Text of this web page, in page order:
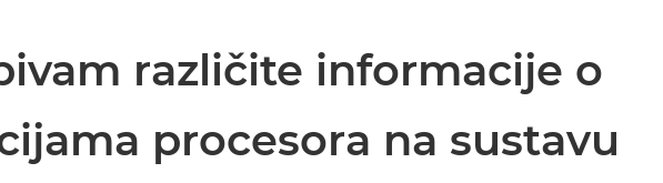
različite informacije o
procesora na sustavu